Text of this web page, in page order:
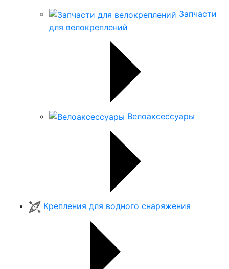
Запчасти
для велокреплений
Велоаксессуары
Крепления для водного снаряжения